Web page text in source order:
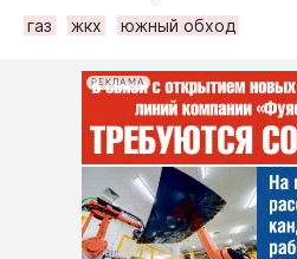
газ
жкх южный обход
РЕКЛАМА